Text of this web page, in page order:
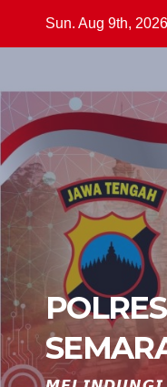
Sun. Aug 9th, 2026
POLRES